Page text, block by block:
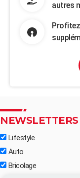
autres
NEWSLETTERS
Lifestyle
Auto
Bricolage